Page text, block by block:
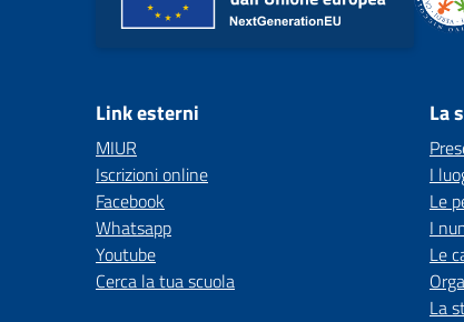
Link esterni
MIUR
Iscrizioni online
Facebook
Whatsapp
Youtube
Cerca la tua scuola
La
I
Le
I
Le
La